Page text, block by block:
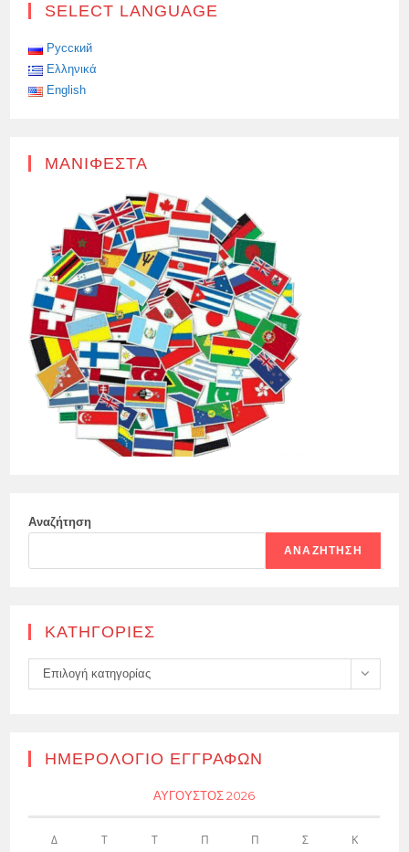
ΚΑΙ
SELECT LANGUAGE
Русский
Ελληνικά
English
ΜΑΝΙΦΈΣΤΑ
Αναζήτηση
ΑΝΑΖΉΤΗΣΗ
KΑΤΗΓΟΡΊΕΣ
Kατηγορίες
Επιλογή κατηγορίας
ΗΜΕΡΟΛΌΓΙΟ ΕΓΓΡΑΦΏΝ
ΑΎΓΟΥΣΤΟΣ 2026
Δ Τ Τ Π Π Σ Κ